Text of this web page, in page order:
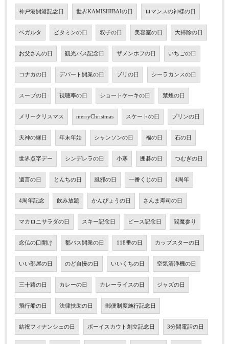
神戸港開港記念日 世界KAMISHIBAIの日 ロマンスの神様の日
ベガルタ ビタミンの日 双子の日 美容室の日 大掃除の日
お父さんの日 観光バス記念日 ザメンホフの日 いちごの日
コナカの日 デパート開業の日 ブリの日 シーラカンスの日
スープの日 視聴率の日 ショートケーキの日 禁煙の日
メリークリスマス merryChristmas スケートの日 プリンの日
天神の縁日 年末年始 シャンソンの日 福の日 石の日
世界点字デー シンデレラの日 小寒 囲碁の日 つむぎの日
遺言の日 とんちの日 風邪の日 一番くじの日 4周年
4周年記念 飲み放題 かんぴょうの日 さんま寿司の日
マカロニサラダの日 スキー記念日 ピース記念日 閻魔参り
念仏の口開け 都バス開業の日 118番の日 カップスターの日
いい部屋の日 のど自慢の日 いいくちの日 空気清浄機の日
三十路の日 カレーの日 カレーライスの日 ジャズの日
飛行船の日 法律扶助の日 郵便制度施行記念日
結祝フィナンシェの日 ボーイスカウト創立記念日 3分間電話の日